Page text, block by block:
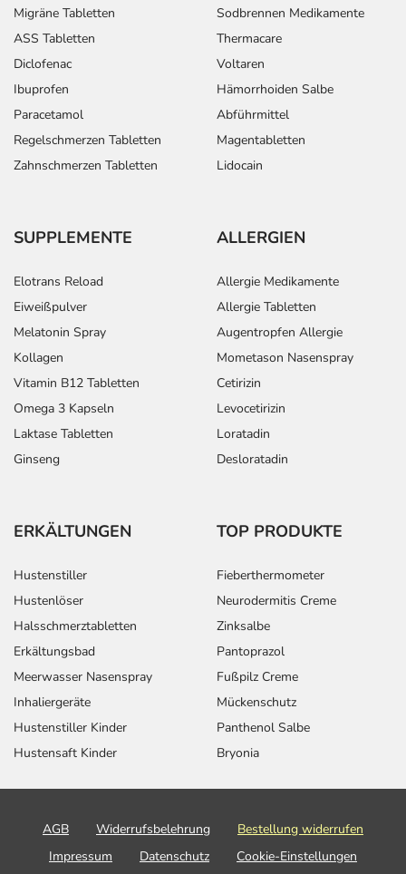
Migräne Tabletten
ASS Tabletten
Diclofenac
Ibuprofen
Paracetamol
Regelschmerzen Tabletten
Zahnschmerzen Tabletten
Sodbrennen Medikamente
Thermacare
Voltaren
Hämorrhoiden Salbe
Abführmittel
Magentabletten
Lidocain
SUPPLEMENTE
Elotrans Reload
Eiweißpulver
Melatonin Spray
Kollagen
Vitamin B12 Tabletten
Omega 3 Kapseln
Laktase Tabletten
Ginseng
ALLERGIEN
Allergie Medikamente
Allergie Tabletten
Augentropfen Allergie
Mometason Nasenspray
Cetirizin
Levocetirizin
Loratadin
Desloratadin
ERKÄLTUNGEN
Hustenstiller
Hustenlöser
Halsschmerztabletten
Erkältungsbad
Meerwasser Nasenspray
Inhaliergeräte
Hustenstiller Kinder
Hustensaft Kinder
TOP PRODUKTE
Fieberthermometer
Neurodermitis Creme
Zinksalbe
Pantoprazol
Fußpilz Creme
Mückenschutz
Panthenol Salbe
Bryonia
AGB Widerrufsbelehrung
Bestellung widerrufen
Impressum
Datenschutz
Cookie-Einstellungen